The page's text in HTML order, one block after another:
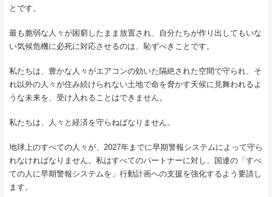
とです。
最も脆弱な人々が困窮したまま放置され、自分たちが作り出してもいな
い気候危機に必死に対応させるのは、恥ずべきことです。
私たちは、豊かな人々がエアコンの効いた隔絶された空間で守られ、そ
れ以外の人々が住み続けられない土地で命を脅かす天候に見舞われるよ
うな未来を、受け入れることはできません。
私たちは、人々と経済を守らねばなりません。
地球上のすべての人々が、2027年までに早期警報システムによって守ら
れなければなりません。私はすべてのパートナーに対し、国連の「すべ
ての人に早期警報システムを」行動計画への支援を強化するよう要請し
ます。